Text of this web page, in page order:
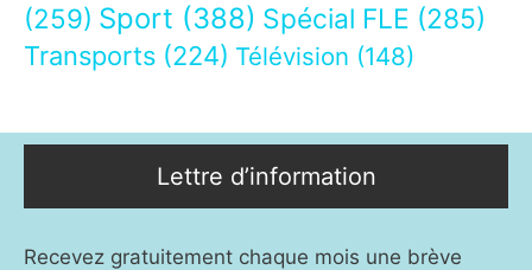
(259) Sport (388) Spécial FLE (285)
Transports (224) Télévision (148)
Lettre d’information
Recevez gratuitement chaque mois une brève